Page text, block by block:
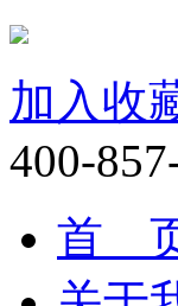
加入收
400-
首